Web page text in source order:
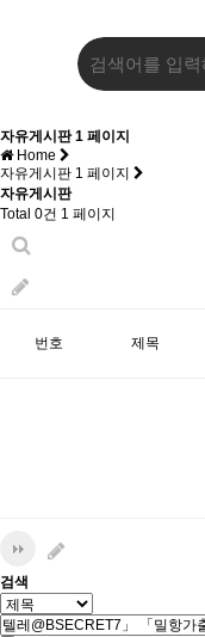
자유게시판 1 페이지
Home
자유게시판 1 페이지
자유게시판
Total 0건 1 페이지
번호 제목
검색